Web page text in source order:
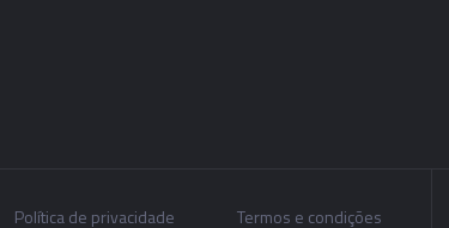
Política de privacidade Termos e condições